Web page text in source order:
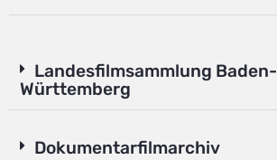
Landesfilmsammlung Baden-
Württemberg
Dokumentarfilmarchiv